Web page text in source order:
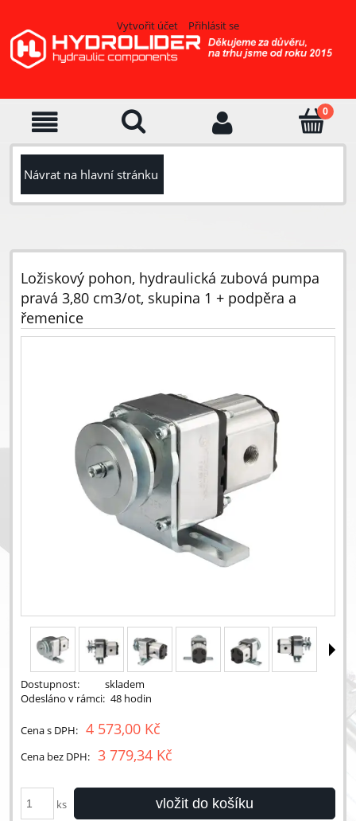
Vytvořit účet Přihlásit se
Návrat na hlavní stránku
Ložiskový pohon, hydraulická zubová pumpa
pravá 3,80 cm3/ot, skupina 1 + podpěra a
řemenice
Dostupnost:
skladem
Odesláno v rámci: 48 hodin
Cena s DPH: 4 573,00 Kč
Cena bez DPH: 3 779,34 Kč
ks vložit do košíku